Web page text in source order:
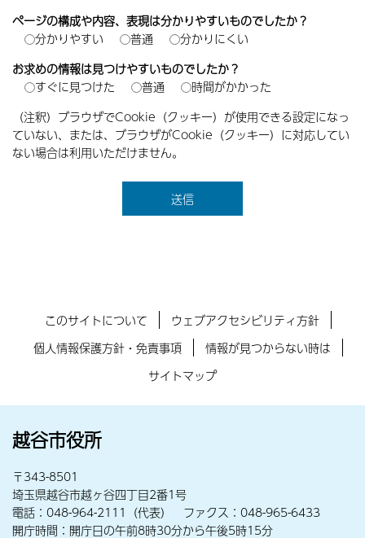
ページの構成や内容、表現は分かりやすいものでしたか？
分かりやすい
普通
分かりにくい
お求めの情報は見つけやすいものでしたか？
すぐに見つけた
普通
時間がかかった
（注釈）ブラウザでCookie（クッキー）が使用できる設定になっ
ていない、または、ブラウザがCookie（クッキー）に対応してい
ない場合は利用いただけません。
このサイトについて
ウェブアクセシビリティ方針
個人情報保護方針・免責事項
情報が見つからない時は
サイトマップ
越谷市役所
〒343-8501
埼玉県越谷市越ヶ谷四丁目2番1号
電話：048-964-2111（代表） ファクス：048-965-6433
開庁時間：開庁日の午前8時30分から午後5時15分